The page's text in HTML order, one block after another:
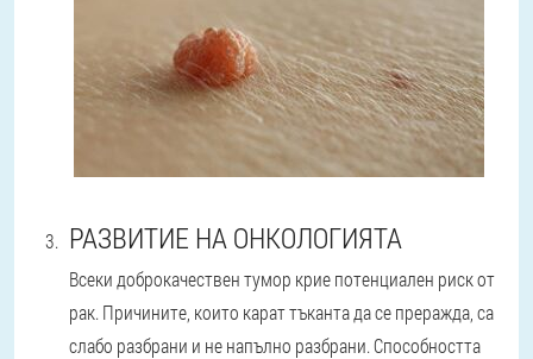
РАЗВИТИЕ НА ОНКОЛОГИЯТА
Всеки доброкачествен тумор крие потенциален риск от
рак. Причините, които карат тъканта да се преражда, са
слабо разбрани и не напълно разбрани. Способността